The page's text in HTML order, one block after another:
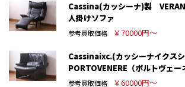
Cassina(カッシーナ)製
人掛けソファ
参考買取価格 ￥70000円～
Cassinaixc.(カッシーナイクス
PORTOVENERE（ポルトヴェ
参考買取価格 ￥60000円～